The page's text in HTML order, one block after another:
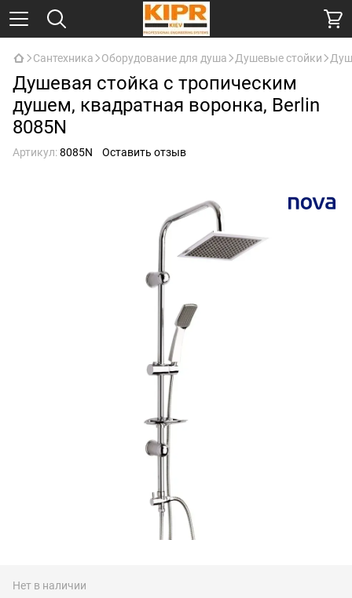
Сантехника Оборудование для душа Душевые стойки
Душевая стойка с тропическим
душем, квадратная воронка, Berlin
8085N
Артикул:8085N Оставить отзыв
Нет в наличии